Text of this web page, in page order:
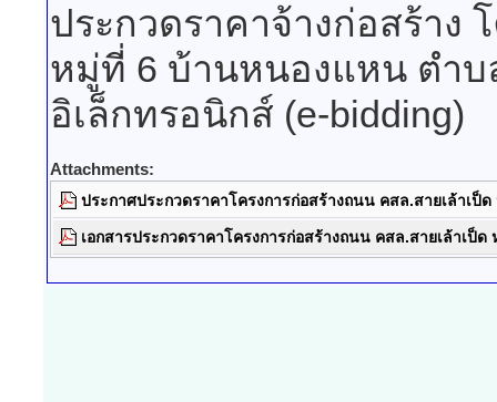
ประกวดราคาจ้างก่อสร้าง
หมู่ที่ 6 บ้านหนองแหน ตำบ
อิเล็กทรอนิกส์ (e-bidding)
Attachments:
ประกาศประกวดราคาโครงการก่อสร้างถนน คสล.สายเล้าเป็
เอกสารประกวดราคาโครงการก่อสร้างถนน คสล.สายเล้าเป็ด